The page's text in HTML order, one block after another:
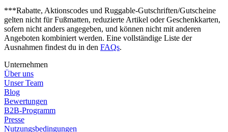
***Rabatte, Aktionscodes und Ruggable-Gutschriften/Gutscheine
gelten nicht für Fußmatten, reduzierte Artikel oder Geschenkkarten,
sofern nicht anders angegeben, und können nicht mit anderen
Angeboten kombiniert werden. Eine vollständige Liste der
Ausnahmen findest du in den FAQs.
Unternehmen
Über uns
Unser Team
Blog
Bewertungen
B2B-Programm
Presse
Nutzungsbedingungen